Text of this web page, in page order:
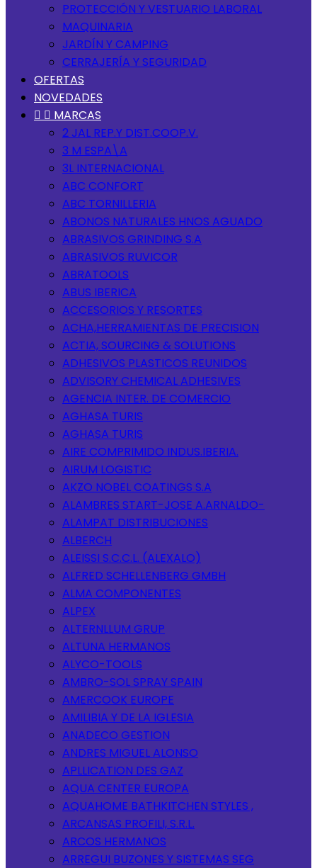
PROTECCIÓN Y VESTUARIO LABORAL
MAQUINARIA
JARDÍN Y CAMPING
CERRAJERÍA Y SEGURIDAD
OFERTAS
NOVEDADES
  MARCAS
2 JAL REP.Y DIST.COOP.V.
3 M ESPA\A
3L INTERNACIONAL
ABC CONFORT
ABC TORNILLERIA
ABONOS NATURALES HNOS AGUADO
ABRASIVOS GRINDING S.A
ABRASIVOS RUVICOR
ABRATOOLS
ABUS IBERICA
ACCESORIOS Y RESORTES
ACHA,HERRAMIENTAS DE PRECISION
ACTIA, SOURCING & SOLUTIONS
ADHESIVOS PLASTICOS REUNIDOS
ADVISORY CHEMICAL ADHESIVES
AGENCIA INTER. DE COMERCIO
AGHASA TURIS
AGHASA TURIS
AIRE COMPRIMIDO INDUS.IBERIA.
AIRUM LOGISTIC
AKZO NOBEL COATINGS S.A
ALAMBRES START-JOSE A.ARNALDO-
ALAMPAT DISTRIBUCIONES
ALBERCH
ALEISSI S.C.C.L. (ALEXALO)
ALFRED SCHELLENBERG GMBH
ALMA COMPONENTES
ALPEX
ALTERNLLUM GRUP
ALTUNA HERMANOS
ALYCO-TOOLS
AMBRO-SOL SPRAY SPAIN
AMERCOOK EUROPE
AMILIBIA Y DE LA IGLESIA
ANADECO GESTION
ANDRES MIGUEL ALONSO
APLLICATION DES GAZ
AQUA CENTER EUROPA
AQUAHOME BATHKITCHEN STYLES ,
ARCANSAS PROFILI, S.R.L.
ARCOS HERMANOS
ARREGUI BUZONES Y SISTEMAS SEG